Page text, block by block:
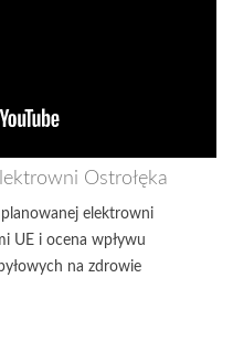
Ostrołęka
planowanej elektrowni
UE i ocena wpływu
na zdrowie